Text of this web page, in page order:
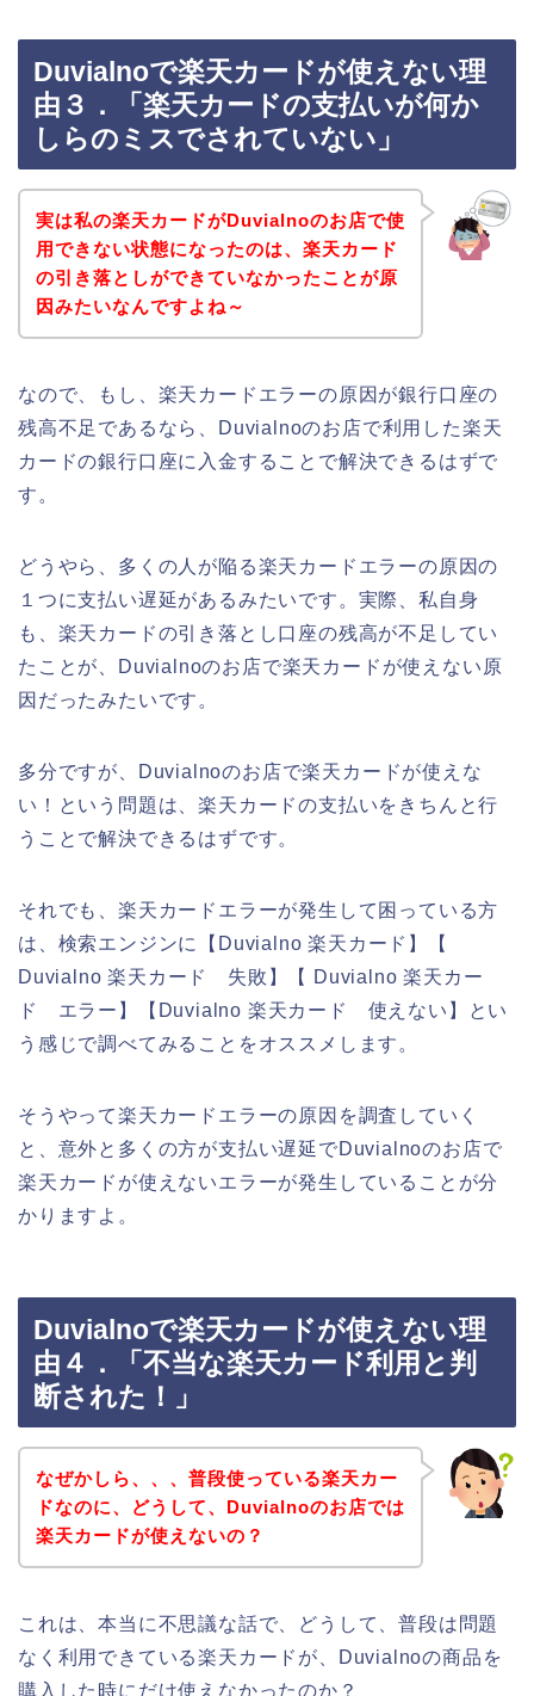
Duvialnoで楽天カードが使えない理
由３．「楽天カードの支払いが何か
しらのミスでされていない」
実は私の楽天カードがDuvialnoのお店で使
用できない状態になったのは、楽天カード
の引き落としができていなかったことが原
因みたいなんですよね～
なので、もし、楽天カードエラーの原因が銀行口座の
残高不足であるなら、Duvialnoのお店で利用した楽天
カードの銀行口座に入金することで解決できるはずで
す。
どうやら、多くの人が陥る楽天カードエラーの原因の
１つに支払い遅延があるみたいです。実際、私自身
も、楽天カードの引き落とし口座の残高が不足してい
たことが、Duvialnoのお店で楽天カードが使えない原
因だったみたいです。
多分ですが、Duvialnoのお店で楽天カードが使えな
い！という問題は、楽天カードの支払いをきちんと行
うことで解決できるはずです。
それでも、楽天カードエラーが発生して困っている方
は、検索エンジンに【Duvialno 楽天カード】【
Duvialno 楽天カード 失敗】【 Duvialno 楽天カー
ド エラー】【Duvialno 楽天カード 使えない】とい
う感じで調べてみることをオススメします。
そうやって楽天カードエラーの原因を調査していく
と、意外と多くの方が支払い遅延でDuvialnoのお店で
楽天カードが使えないエラーが発生していることが分
かりますよ。
Duvialnoで楽天カードが使えない理
由４．「不当な楽天カード利用と判
断された！」
なぜかしら、、、普段使っている楽天カー
ドなのに、どうして、Duvialnoのお店では
楽天カードが使えないの？
これは、本当に不思議な話で、どうして、普段は問題
なく利用できている楽天カードが、Duvialnoの商品を
購入した時にだけ使えなかったのか？